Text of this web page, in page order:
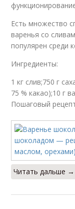
Есть множество
варенья со
популярен среди
Ингредиенты:
1 кг слив;750 г
75 % какао);10 г
Пошаговый
Читать дальше →